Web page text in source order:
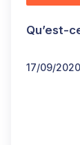
Qu’est-
17/09/2020